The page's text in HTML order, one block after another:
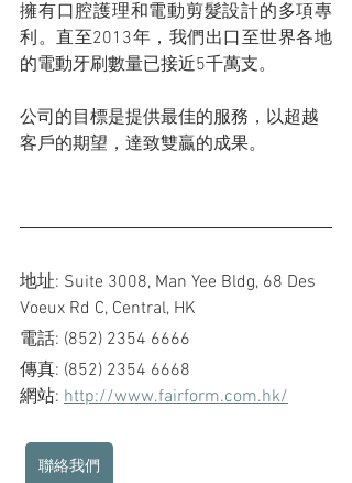
擁有口腔護理和電動剪髮設計的多項專
利。直至2013年，我們出口至世界各地
的電動牙刷數量已接近5千萬支。
公司的目標是提供最佳的服務，以超越
客戶的期望，達致雙贏的成果。
地址: Suite 3008, Man Yee Bldg, 68 Des
Voeux Rd C, Central, HK
電話: (852) 2354 6666
傳真: (852) 2354 6668
網站: http://www.fairform.com.hk/
聯絡我們